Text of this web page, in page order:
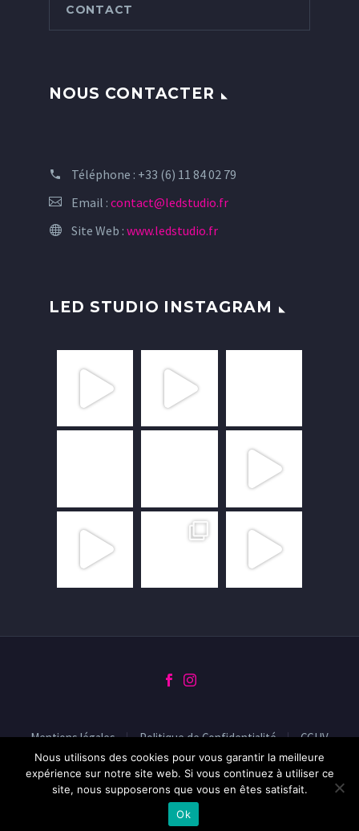
CONTACT
NOUS CONTACTER
Téléphone : +33 (6) 11 84 02 79
Email : contact@ledstudio.fr
Site Web : www.ledstudio.fr
LED STUDIO INSTAGRAM
Mentions légales Politique de Confidentialité CGUV
2022 ©Led StudioparLA MAISON CREATIVE DIRECTION SA
Nous utilisons des cookies pour vous garantir la meilleure
expérience sur notre site web. Si vous continuez à utiliser ce
site, nous supposerons que vous en êtes satisfait.
Ok